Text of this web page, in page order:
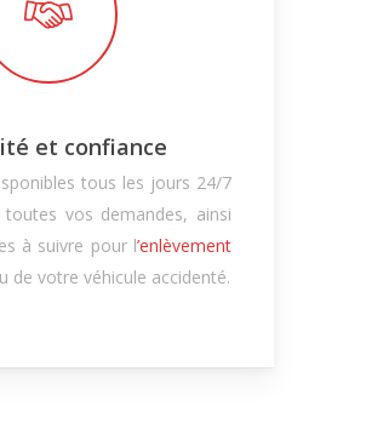
et confiance
tous les jours 24/7
vos demandes, ainsi
à suivre pour l’enlèvement
de votre véhicule accidenté.